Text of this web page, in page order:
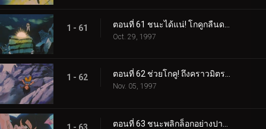
1 - 61
Oct. 29, 1997
1 - 62 ตอนที่ 62 ช่วยโกคู! ถึงคราวมิตรคนสุดท้ายออกโรง
Nov. 05, 1997